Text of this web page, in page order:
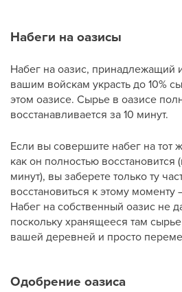
Набеги на оазисы
Набег на оазис, принадлежащий
вашим войскам украсть до 10%
этом оазисе. Сырье в оазисе
восстанавливается за 10 минут.
Если вы совершите набег на тот
как он полностью
минут), вы заберете только ту
восстановиться к этому
Набег на собственный оазис не
поскольку хранящееся там
вашей деревней и просто
Одобрение оазиса